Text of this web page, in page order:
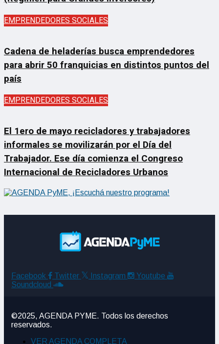
EMPRENDEDORES SOCIALES
Cadena de heladerías busca emprendedores
para abrir 50 franquicias en distintos puntos del
país
EMPRENDEDORES SOCIALES
El 1ero de mayo recicladores y trabajadores
informales se movilizarán por el Día del
Trabajador. Ese día comienza el Congreso
Internacional de Recicladores Urbanos
Facebook Twitter Instagram
Youtube
Soundcloud
©2025, AGENDA PYME. Todos los derechos
reservados.
VER AGENDA COMPLETA